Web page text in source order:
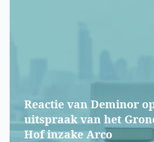
Reactie van Deminor
uitspraak van het
Hof inzake Arco